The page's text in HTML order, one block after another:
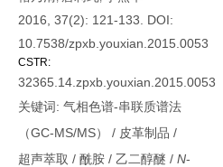
2016, 37(2): 121-133.
DOI:
10.7538/zpxb.youxian.2015.0053
CSTR:
32365.14.zpxb.youxian.2015.0053
关键词: 气相色谱-串联质谱法
（GC-MS/MS）
/ 皮革制品 /
超声萃取 / 酰胺 / 乙二醇醚 / N-